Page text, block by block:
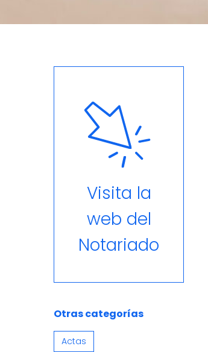
Visita la
web del
Notariado
Otras categorías
Actas